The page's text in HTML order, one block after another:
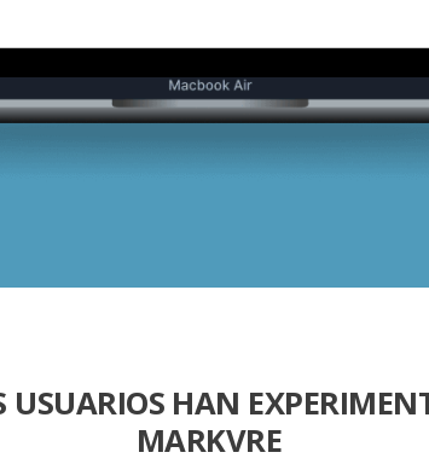
USUARIOS HAN
MARKVRE